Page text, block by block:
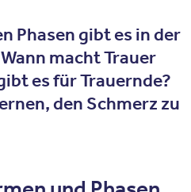
Phasen gibt es in der
macht Trauer
es für Trauernde?
den Schmerz zu